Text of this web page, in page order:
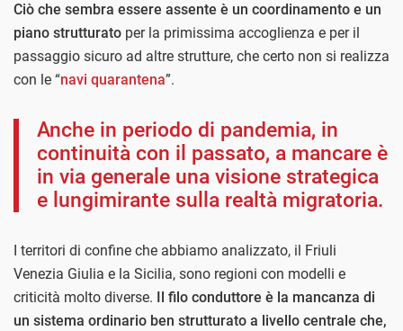
Ciò che sembra essere assente è un coordinamento e un
piano strutturato per la primissima accoglienza e per il
passaggio sicuro ad altre strutture, che certo non si realizza
con le “navi quarantena”.
Anche in periodo di pandemia, in
continuità con il passato, a mancare è
in via generale una visione strategica
e lungimirante sulla realtà migratoria.
I territori di confine che abbiamo analizzato, il Friuli
Venezia Giulia e la Sicilia, sono regioni con modelli e
criticità molto diverse.
Il filo conduttore è la mancanza di
un sistema ordinario ben strutturato a livello centrale che,